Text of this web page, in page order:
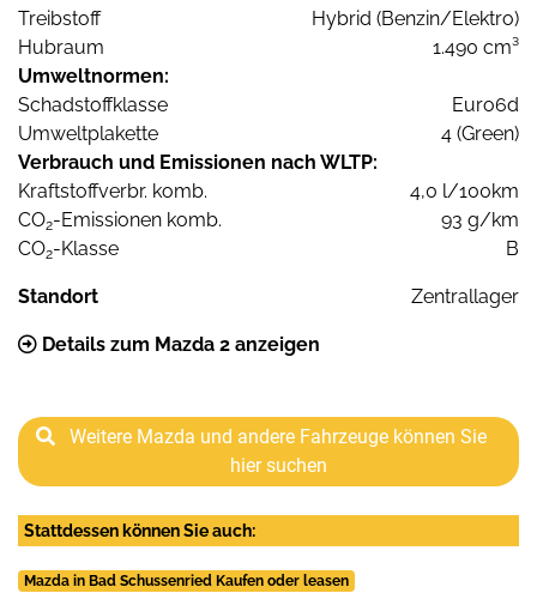
Treibstoff
Hybrid (Benzin/Elektro)
Hubraum
1.490 cm³
Umweltnormen:
Schadstoffklasse
Euro6d
Umweltplakette
4 (Green)
Verbrauch und Emissionen nach WLTP:
Kraftstoffverbr. komb.
4,0 l/100km
CO2-Emissionen komb.
93 g/km
CO2-Klasse B
Standort Zentrallager
Details zum Mazda 2 anzeigen
Weitere Mazda und andere Fahrzeuge können Sie
hier suchen
Stattdessen können Sie auch:
Mazda in Bad Schussenried Kaufen oder leasen